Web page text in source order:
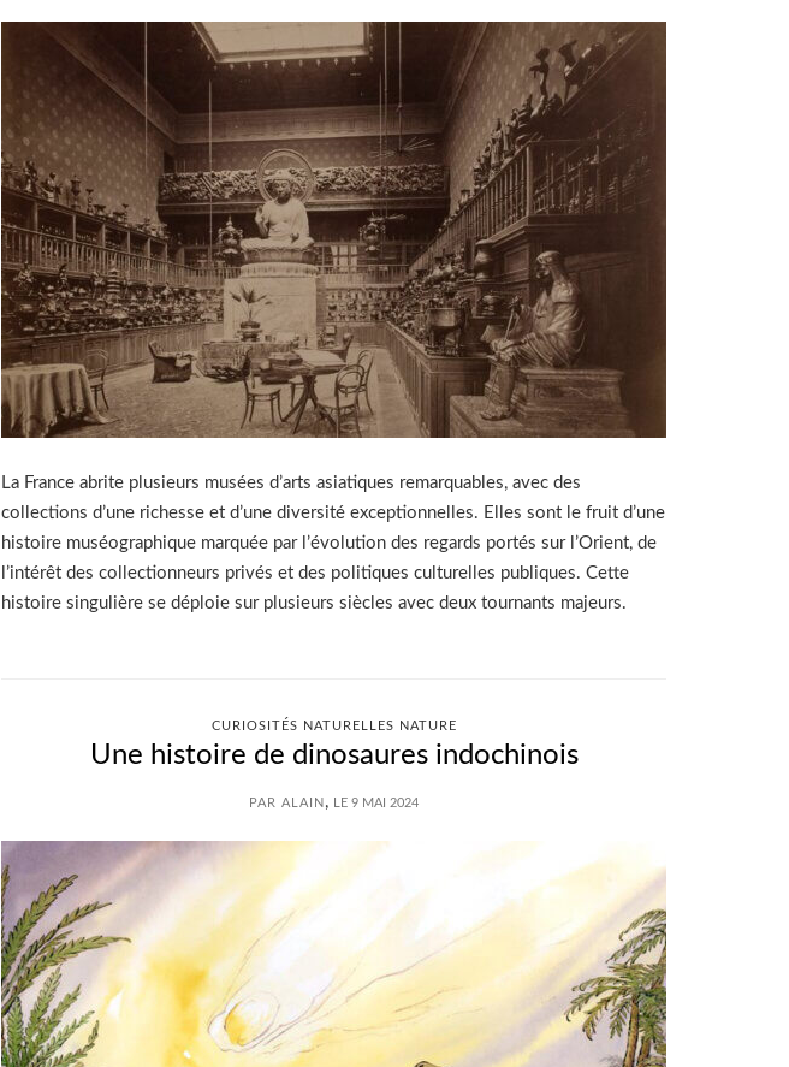
La France abrite plusieurs musées d’arts asiatiques remarquables, avec des
collections d’une richesse et d’une diversité exceptionnelles. Elles sont le fruit d’une
histoire muséographique marquée par l’évolution des regards portés sur l’Orient, de
l’intérêt des collectionneurs privés et des politiques culturelles publiques. Cette
histoire singulière se déploie sur plusieurs siècles avec deux tournants majeurs.
CURIOSITÉS NATURELLES NATURE
Une histoire de dinosaures indochinois
PAR ALAIN , LE 9 MAI 2024